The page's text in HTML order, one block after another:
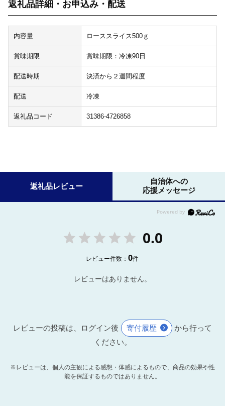
返礼品詳細・お申込み・配送
内容量 ローススライス500ｇ
賞味期限 賞味期限：冷凍90日
配送時期 決済から２週間程度
配送 冷凍
返礼品コード 31386-4726858
返礼品レビュー
自治体への
応援メッセージ
0.0
レビュー件数：0件
レビューはありません。
レビューの投稿は、ログイン後 寄付履歴
から行って
ください。
※レビューは、個人の主観による感想・体感によるもので、商品の効果や性
能を保証するものではありません。